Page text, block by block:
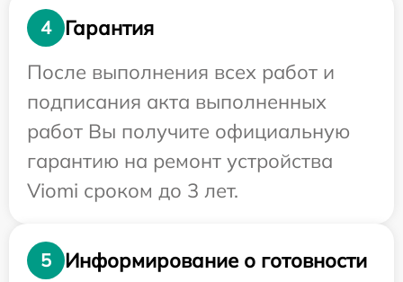
4
Гарантия
После выполнения всех работ и
подписания акта выполненных
работ Вы получите официальную
гарантию на ремонт устройства
Viomi сроком до 3 лет.
5
Информирование о готовности